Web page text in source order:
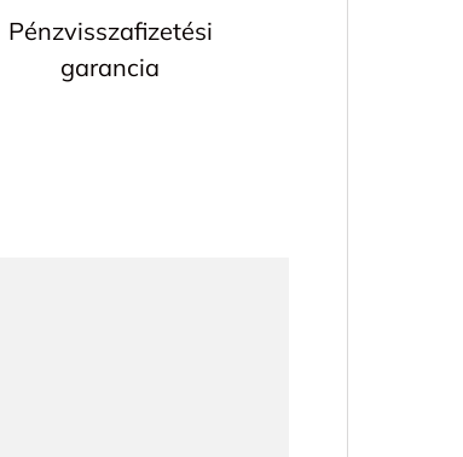
Pénzvisszafizetési
garancia